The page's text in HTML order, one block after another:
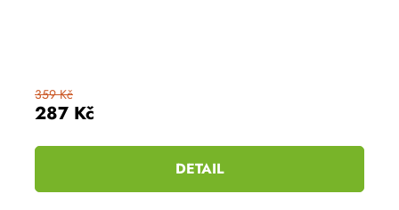
287 Kč
359 Kč
DETAIL